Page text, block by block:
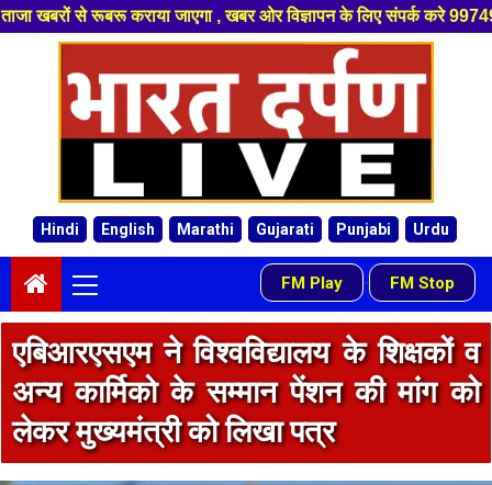
, खबर ओर विज्ञापन के लिए संपर्क करे 9974940324 8955950335
Hindi English Marathi Gujarati Punjabi Urdu
Menu
FM Play - FM Stop
एबिआरएसएम ने विश्वविद्यालय के शिक्षकों व
अन्य कार्मिको के सम्मान पेंशन की मांग को
लेकर मुख्यमंत्री को लिखा पत्र